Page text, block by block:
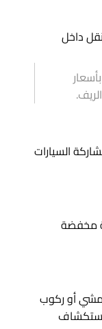
داخل
السيارات
مخفضة
أو ركوب
استكشاف